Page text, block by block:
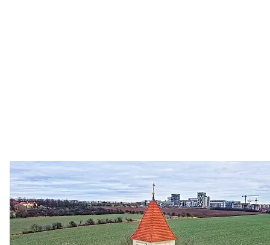
Zastanem se 03. 08. 2026
Politika • Volební seriál #02: Nová výstavba v jihozápadním